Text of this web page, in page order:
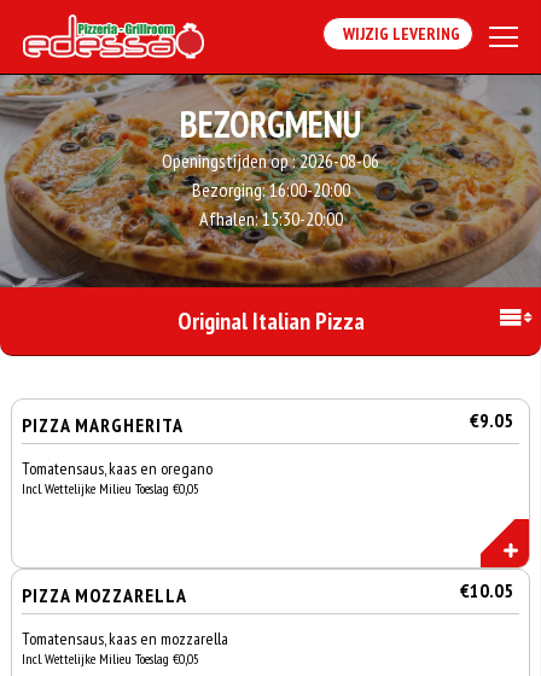
WIJZIG LEVERING
BEZORGMENU
Openingstijden op :2026-08-06
Bezorging:16:00-20:00
Afhalen:15:30-20:00
Original Italian Pizza
PIZZA MARGHERITA €9.05
Tomatensaus, kaas en oregano
Incl. Wettelijke Milieu Toeslag €0,05
PIZZA MOZZARELLA €10.05
Tomatensaus, kaas en mozzarella
Incl. Wettelijke Milieu Toeslag €0,05